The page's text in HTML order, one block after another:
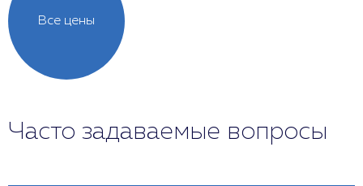
Все цены
Часто задаваемые вопросы